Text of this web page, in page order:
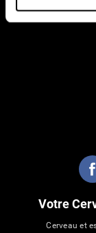
Votre
Cerveau et